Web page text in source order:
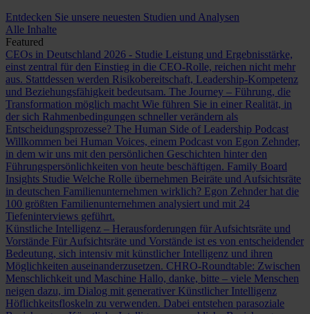
Entdecken Sie unsere neuesten Studien und Analysen
Alle Inhalte
Featured
CEOs in Deutschland 2026 - Studie Leistung und Ergebnisstärke,
einst zentral für den Einstieg in die CEO-Rolle, reichen nicht mehr
aus. Stattdessen werden Risikobereitschaft, Leadership-Kompetenz
und Beziehungsfähigkeit bedeutsam. The Journey – Führung, die
Transformation möglich macht Wie führen Sie in einer Realität, in
der sich Rahmenbedingungen schneller verändern als
Entscheidungsprozesse? The Human Side of Leadership Podcast
Willkommen bei Human Voices, einem Podcast von Egon Zehnder,
in dem wir uns mit den persönlichen Geschichten hinter den
Führungspersönlichkeiten von heute beschäftigen. Family Board
Insights Studie Welche Rolle übernehmen Beiräte und Aufsichtsräte
in deutschen Familienunternehmen wirklich? Egon Zehnder hat die
100 größten Familienunternehmen analysiert und mit 24
Tiefeninterviews geführt.
Künstliche Intelligenz – Herausforderungen für Aufsichtsräte und
Vorstände Für Aufsichtsräte und Vorstände ist es von entscheidender
Bedeutung, sich intensiv mit künstlicher Intelligenz und ihren
Möglichkeiten auseinanderzusetzen. CHRO-Roundtable: Zwischen
Menschlichkeit und Maschine Hallo, danke, bitte – viele Menschen
neigen dazu, im Dialog mit generativer Künstlicher Intelligenz
Höflichkeitsfloskeln zu verwenden. Dabei entstehen parasoziale